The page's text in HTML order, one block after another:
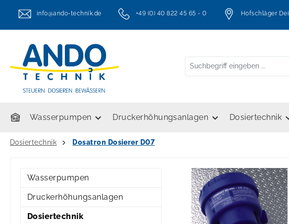
Zur Hauptnavigation springen
info@ando-technik.de +49 (0) 40 822 45 65 - 0 Hofschläger
twt.header.serviceHotlineText
Wasserpumpen Druckerhöhungsanlagen Dosiertechnik
Dosiertechnik Dosatron Dosierer D07
Wasserpumpen
Druckerhöhungsanlagen
Dosiertechnik